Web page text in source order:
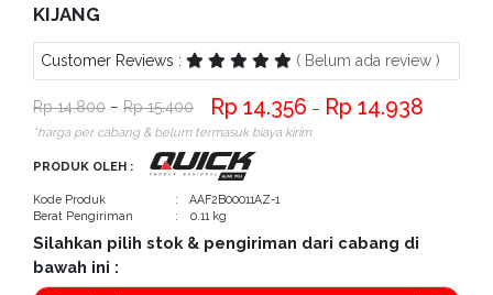
KIJANG
Customer Reviews : ( Belum ada review )
14.800 − 15.400 14.356 − 14.938
*harga per cabang & belum termasuk biaya kirim
PRODUK OLEH :
Kode Produk
: AAF2B00011AZ-1
Berat Pengiriman
: 0.11 kg
Silahkan pilih stok & pengiriman dari cabang di
bawah ini :